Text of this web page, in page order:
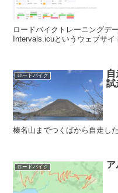
ロードバイクトレーニングデ
Intervals.icuというウェブサイ
ロードバイク
試
榛名山までつくばから自走し
ロードバイク ア